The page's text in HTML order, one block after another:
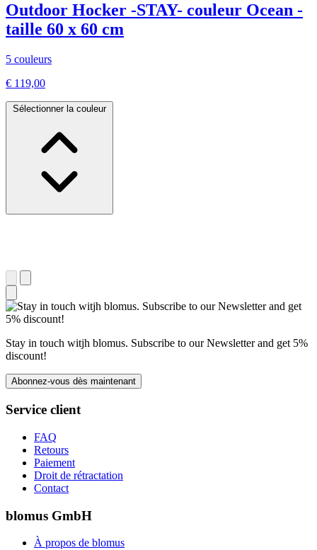
Outdoor Hocker -STAY- couleur Ocean -
taille 60 x 60 cm
5 couleurs
€ 119,00
Sélectionner la couleur
Stay in touch witjh blomus. Subscribe to our Newsletter and get 5%
discount!
Abonnez-vous dès maintenant
Service client
FAQ
Retours
Paiement
Droit de rétractation
Contact
blomus GmbH
À propos de blomus